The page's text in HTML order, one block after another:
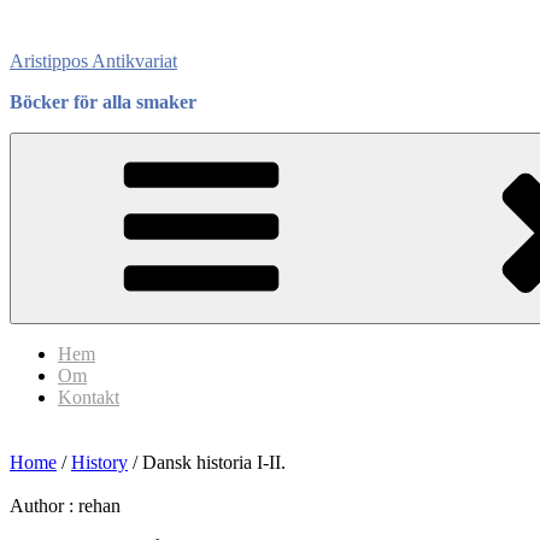
content
Aristippos Antikvariat
Böcker för alla smaker
Hem
Om
Kontakt
Home /History / Dansk historia I-II.
Author : rehan